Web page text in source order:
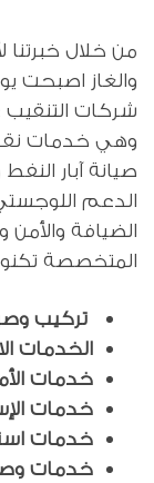
والغاز اصبحت
شركات التنقيب
وهي خدمات
صيانة آبار
الدعم
الضيافة
المتخصصة
تركيب
الخدمات
خدمات
خدمات
خدمات
خدمات